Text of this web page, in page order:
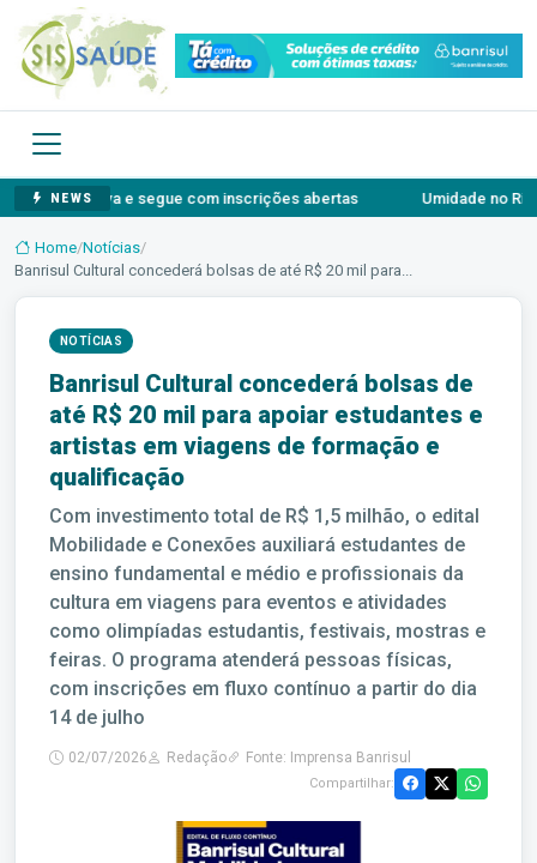
NEWS
e segue com inscrições abertas Umidade no Rio Grande
Home/Notícias/
Banrisul Cultural concederá bolsas de até R$ 20 mil para...
NOTÍCIAS
Banrisul Cultural concederá bolsas de
até R$ 20 mil para apoiar estudantes e
artistas em viagens de formação e
qualificação
Com investimento total de R$ 1,5 milhão, o edital
Mobilidade e Conexões auxiliará estudantes de
ensino fundamental e médio e profissionais da
cultura em viagens para eventos e atividades
como olimpíadas estudantis, festivais, mostras e
feiras. O programa atenderá pessoas físicas,
com inscrições em fluxo contínuo a partir do dia
14 de julho
02/07/2026 Redação Fonte: Imprensa Banrisul
Compartilhar: